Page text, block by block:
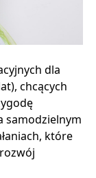
dla
chcących
samodzielnym
które